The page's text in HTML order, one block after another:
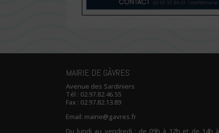
MAIRIE DE GÂVRES
Avenue des Sardiniers
Tél : 02.97.82.46.55
Fax : 02.97.82.13.89
Email: mairie@gavres.fr
Du lundi au vendredi : de 09h à 12h et de 14h à